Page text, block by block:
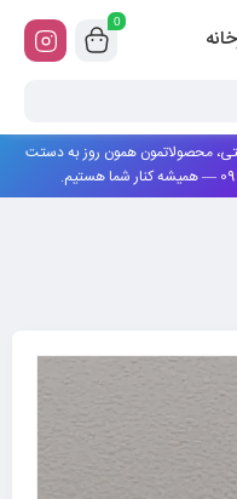
0
محصولاتمون همون روز به دستت